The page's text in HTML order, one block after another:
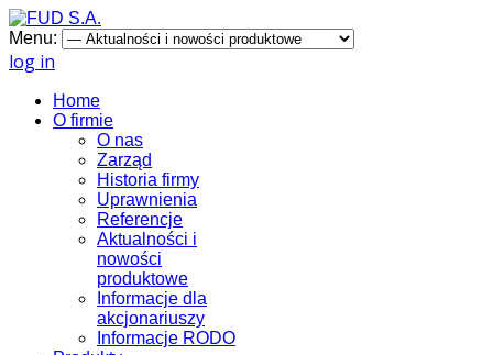
Menu:
log in
Home
O firmie
O nas
Zarząd
Historia firmy
Uprawnienia
Referencje
Aktualności i
nowości
produktowe
Informacje dla
akcjonariuszy
Informacje RODO